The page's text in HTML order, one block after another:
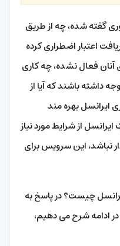
گفته شده، چه از طریق
اعتبار اضطراری کرده
آنان فعال نشده، چه کاری
داشته باشند که آیا از
ایرانسل بهره مند
از شرایط مورد نیاز
نباشد، این سرویس برای
چیست؟ در پاسخ به
ادامه شرح می دهیم،